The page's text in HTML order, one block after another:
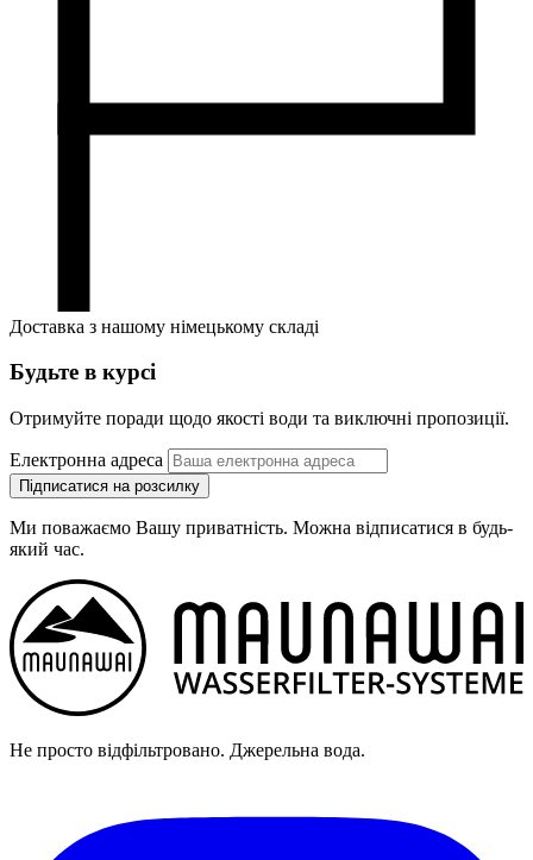
Доставка з нашому німецькому складі
Будьте в курсі
Отримуйте поради щодо якості води та виключні пропозиції.
Електронна адреса
Підписатися на розсилку
Ми поважаємо Вашу приватність. Можна відписатися в будь-
який час.
Не просто відфільтровано. Джерельна вода.